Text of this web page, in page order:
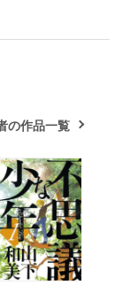
の作品一覧